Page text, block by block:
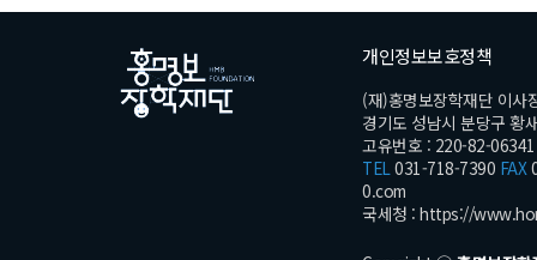
개인정보보호정책
(재)홍명보장학재단 이사
경기도 성남시 분당구 황
고유번호 : 220-82-06341
TEL031-718-7390 FAX
0.com
국세청 : https://